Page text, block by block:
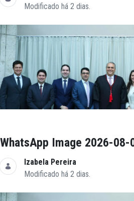
Modificado há 2 dias.
WhatsApp Image 2026-
Izabela Pereira
Modificado há 2 dias.